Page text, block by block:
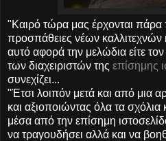
"Καιρό τώρα μας έρχονται
προσπάθειες νέων
αυτό αφορά την μελώδια είτε
των διαχειριστών της επίσημης
συνεχίζει...
"Έτσι λοιπόν μετά και από μια
και αξιοποιώντας όλα τα σχόλια
μέσα από την επίσημη
να τραγουδήσει αλλά και να